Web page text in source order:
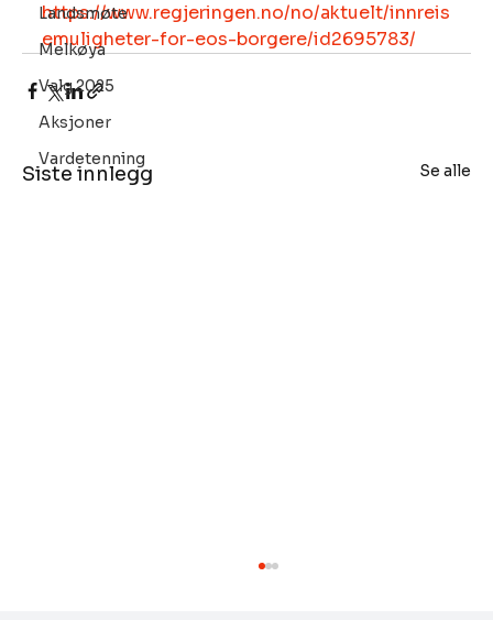
Landsmøte
Melkøya
Valg 2025
Aksjoner
Vardetenning
https://www.regjeringen.no/no/aktuelt/innreis
emuligheter-for-eos-borgere/id2695783/
Siste innlegg Se alle